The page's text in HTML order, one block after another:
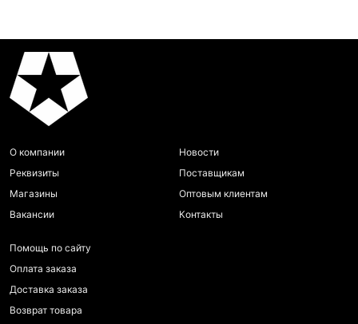
О компании
Реквизиты
Магазины
Вакансии
Новости
Поставщикам
Оптовым клиентам
Контакты
Помощь по сайту
Оплата заказа
Доставка заказа
Возврат товара